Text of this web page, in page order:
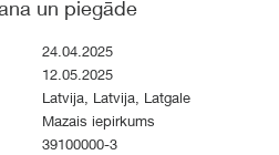
un piegāde
24.04.2025
12.05.2025
Latvija, Latvija, Latgale
Mazais iepirkums
39100000-3